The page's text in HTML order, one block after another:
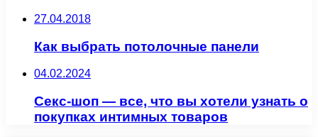
27.04.2018
Как выбрать потолочные панели
04.02.2024
Секс-шоп — все, что вы хотели узнать о
покупках интимных товаров